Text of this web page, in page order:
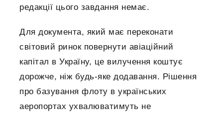
редакції цього завдання немає.
Для документа, який має переконати
світовий ринок повернути авіаційний
капітал в Україну, це вилучення коштує
дорожче, ніж будь-яке додавання. Рішення
про базування флоту в українських
аеропортах ухвалюватимуть не